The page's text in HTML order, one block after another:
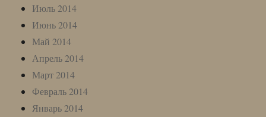
Июль 2014
Июнь 2014
Май 2014
Апрель 2014
Март 2014
Февраль 2014
Январь 2014